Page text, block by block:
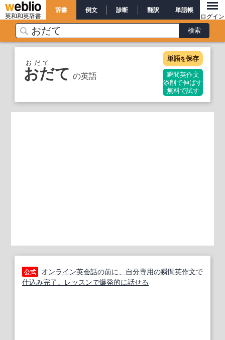
英和和英辞書
辞書 例文 診断 翻訳 単語帳
ログイン
おだて の英語
おだて 単語を保存
瞬間英作文
添削で伸ばす
無料で試す
公式
オンライン英会話の前に、自分専用の瞬間英作文で
仕込み完了。レッスンで爆発的に話せる